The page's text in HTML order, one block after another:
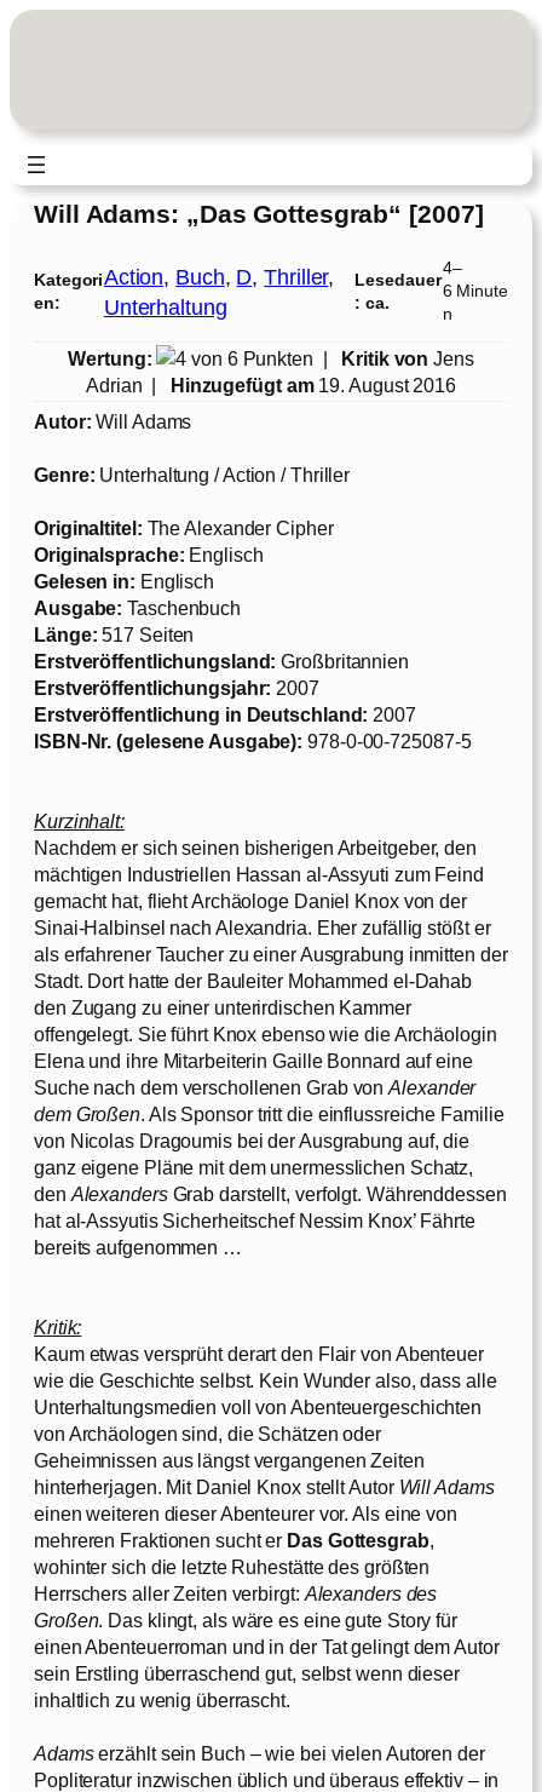
Zum
Will Adams: „Das Gottesgrab“ [2007]
Kategori
en:
Action, Buch, D, Thriller
Unterhaltung
Lesedauer
: ca.
4–
6 Minute
n
Wertung: | Kritik von Jens
Adrian | Hinzugefügt am 19. August 2016
Autor: Will Adams
Genre: Unterhaltung / Action / Thriller
Originaltitel: The Alexander Cipher
Originalsprache: Englisch
Gelesen in: Englisch
Ausgabe: Taschenbuch
Länge: 517 Seiten
Erstveröffentlichungsland: Großbritannien
Erstveröffentlichungsjahr: 2007
Erstveröffentlichung in Deutschland: 2007
ISBN-Nr. (gelesene Ausgabe): 978-0-00-725087-5
Kurzinhalt:
Nachdem er sich seinen bisherigen Arbeitgeber, den
mächtigen Industriellen Hassan al-Assyuti zum Feind
gemacht hat, flieht Archäologe Daniel Knox von der
Sinai-Halbinsel nach Alexandria. Eher zufällig stößt er
als erfahrener Taucher zu einer Ausgrabung inmitten der
Stadt. Dort hatte der Bauleiter Mohammed el-Dahab
den Zugang zu einer unterirdischen Kammer
offengelegt. Sie führt Knox ebenso wie die Archäologin
Elena und ihre Mitarbeiterin Gaille Bonnard auf eine
Suche nach dem verschollenen Grab vonAlexander
dem Großen. Als Sponsor tritt die einflussreiche Familie
von Nicolas Dragoumis bei der Ausgrabung auf, die
ganz eigene Pläne mit dem unermesslichen Schatz,
den AlexandersGrab darstellt, verfolgt. Währenddessen
hat al-Assyutis Sicherheitschef Nessim Knox’ Fährte
bereits aufgenommen …
Kritik:
Kaum etwas versprüht derart den Flair von Abenteuer
wie die Geschichte selbst. Kein Wunder also, dass alle
Unterhaltungsmedien voll von Abenteuergeschichten
von Archäologen sind, die Schätzen oder
Geheimnissen aus längst vergangenen Zeiten
hinterherjagen. Mit Daniel Knox stellt Autor Will Adams
einen weiteren dieser Abenteurer vor. Als eine von
mehreren Fraktionen sucht er Das Gottesgrab,
wohinter sich die letzte Ruhestätte des größten
Herrschers aller Zeiten verbirgt: Alexanders des
Großen. Das klingt, als wäre es eine gute Story für
einen Abenteuerroman und in der Tat gelingt dem Autor
sein Erstling überraschend gut, selbst wenn dieser
inhaltlich zu wenig überrascht.
Adamserzählt sein Buch – wie bei vielen Autoren der
Popliteratur inzwischen üblich und überaus effektiv – in